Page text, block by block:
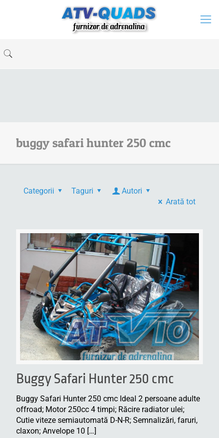
buggy safari hunter 250 cmc
Categorii Taguri
Autori
Arată tot
Buggy Safari Hunter 250 cmc
Buggy Safari Hunter 250 cmc Ideal 2 persoane adulte
offroad; Motor 250cc 4 timpi; Răcire radiator ulei;
Cutie viteze semiautomată D-N-R; Semnalizări, faruri,
claxon; Anvelope 10 […]